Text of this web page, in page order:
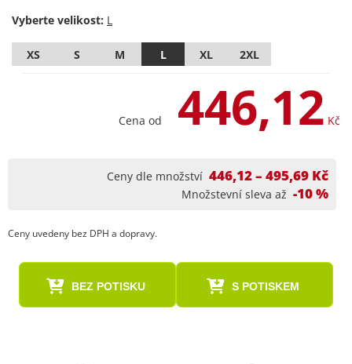
Vyberte velikost:
XS S M L XL 2XL
Cena od 446,12 Kč
Ceny dle množství 446,12 – 495,69 Kč
Množstevní sleva až -10 %
Ceny uvedeny bez DPH a dopravy.
BEZ POTISKU S POTISKEM